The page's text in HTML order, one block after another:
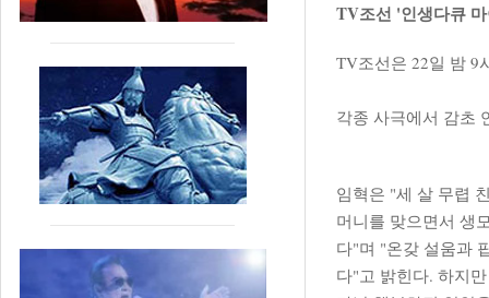
TV조선 '인생다큐
TV조선은 22일 밤 9
각종 사극에서 감초
임혁은 "세 살 무렵
머니를 맞으면서 생
다"며 "온갖 설움과
다"고 밝힌다. 하지